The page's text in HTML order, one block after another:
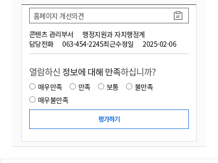
콘텐츠 관리부서
행정지원과 자치행정계
담당전화
063-454-2245최근수정일 2025-02-06
홈페이지 개선의견
열람하신 정보에 대해 만족하십니까?
매우만족 만족 보통
불만족
매우불만족